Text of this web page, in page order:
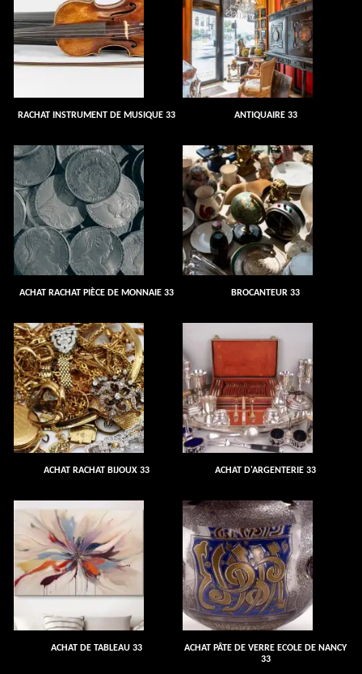
RACHAT INSTRUMENT DE MUSIQUE 33 ANTIQUAIRE 33
ACHAT RACHAT PIÈCE DE MONNAIE 33 BROCANTEUR 33
ACHAT RACHAT BIJOUX 33 ACHAT D'ARGENTERIE 33
ACHAT DE TABLEAU 33
ACHAT PÂTE DE VERRE ECOLE DE NANCY
33